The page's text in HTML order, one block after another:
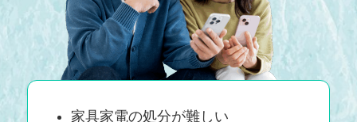
家具家電の処分が難しい